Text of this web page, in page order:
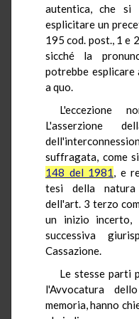
autentica, che si
esplicitare un
195 cod. post., 1 e
sicché la
potrebbe esplicare
a quo.
L'eccezione
L'asserzione
suffragata, come
148 del 1981, e
tesi della natura
dell'art. 3 terzo
un inizio incerto,
successiva
Cassazione.
Le stesse parti
l'Avvocatura
memoria, hanno